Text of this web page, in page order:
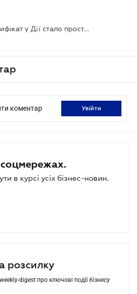
Отримати COVID-сертифікат у Дії стало простіше: електронний підпис не потрібний
коментар увійти
в курсі усіх бізнес-новин.
розсилку
digest про ключові події бізнесу